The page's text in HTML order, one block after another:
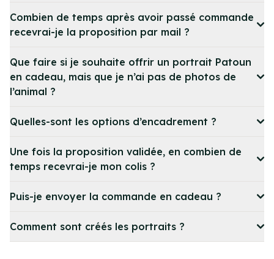
Combien de temps après avoir passé commande
recevrai-je la proposition par mail ?
Que faire si je souhaite offrir un portrait Patoun
en cadeau, mais que je n’ai pas de photos de
l’animal ?
Quelles-sont les options d’encadrement ?
Une fois la proposition validée, en combien de
temps recevrai-je mon colis ?
Puis-je envoyer la commande en cadeau ?
Comment sont créés les portraits ?